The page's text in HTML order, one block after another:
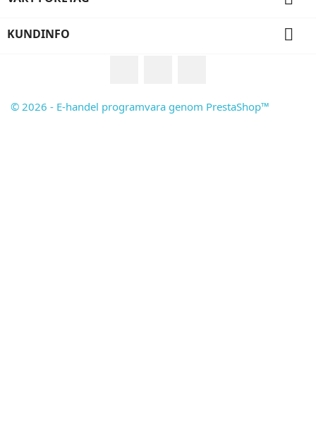
KUNDINFO 
© 2026 - E-handel programvara genom PrestaShop™